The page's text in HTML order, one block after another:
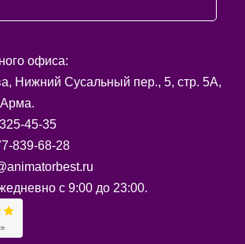
офиса:
Нижний Сусальный пер., 5, стр. 5А,
Арма.
45-35
839-68-28
с 9:00 до 23:00.